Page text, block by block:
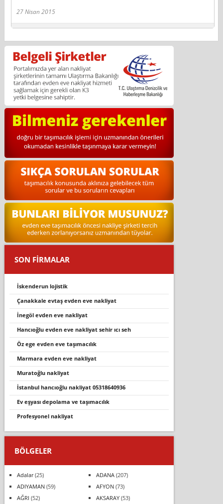
27 Nisan 2015
SON FİRMALAR
i̇skenderun lojistik
çanakkale evtaş evden eve nakliyat
i̇negöl evden eve nakliyat
hancioğlu evden eve nakli̇yat sehi̇r ici seh
öz ege evden eve taşımacılık
marmara evden eve nakliyat
muratoğlu nakliyat
i̇stanbul hancioğlu nakli̇yat 05318640936
ev eşyasi depolama ve taşimacilik
profesyonel nakli̇yat
BÖLGELER
Adalar(25) ADANA(207)
ADIYAMAN(59) AFYON(73)
AĞRI (52) AKSARAY(53)